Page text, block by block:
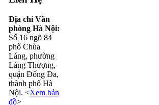
Địa chỉ Văn
phòng Hà Nội:
Số 16 ngõ 84
phố Chùa
Láng, phường
Láng Thượng,
quận Đống Đa,
thành phố Hà
Nội. <Xem bản
đồ>